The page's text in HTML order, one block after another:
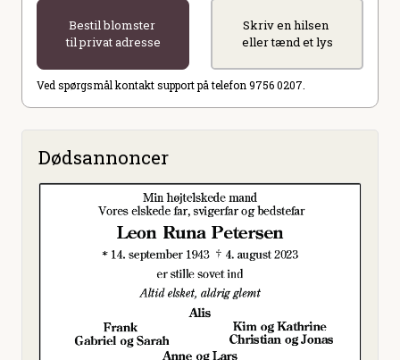
Bestil blomster
til privat adresse
Skriv en hilsen
eller tænd et lys
Ved spørgsmål kontakt support på telefon 9756 0207.
Dødsannoncer